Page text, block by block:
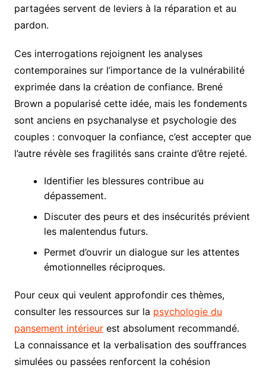
partagées servent de leviers à la réparation et au
pardon.
Ces interrogations rejoignent les analyses
contemporaines sur l’importance de la vulnérabilité
exprimée dans la création de confiance. Brené
Brown a popularisé cette idée, mais les fondements
sont anciens en psychanalyse et psychologie des
couples : convoquer la confiance, c’est accepter que
l’autre révèle ses fragilités sans crainte d’être rejeté.
Identifier les blessures contribue au
dépassement.
Discuter des peurs et des insécurités prévient
les malentendus futurs.
Permet d’ouvrir un dialogue sur les attentes
émotionnelles réciproques.
Pour ceux qui veulent approfondir ces thèmes,
consulter les ressources sur la psychologie du
pansement intérieurest absolument recommandé.
La connaissance et la verbalisation des souffrances
simulées ou passées renforcent la cohésion